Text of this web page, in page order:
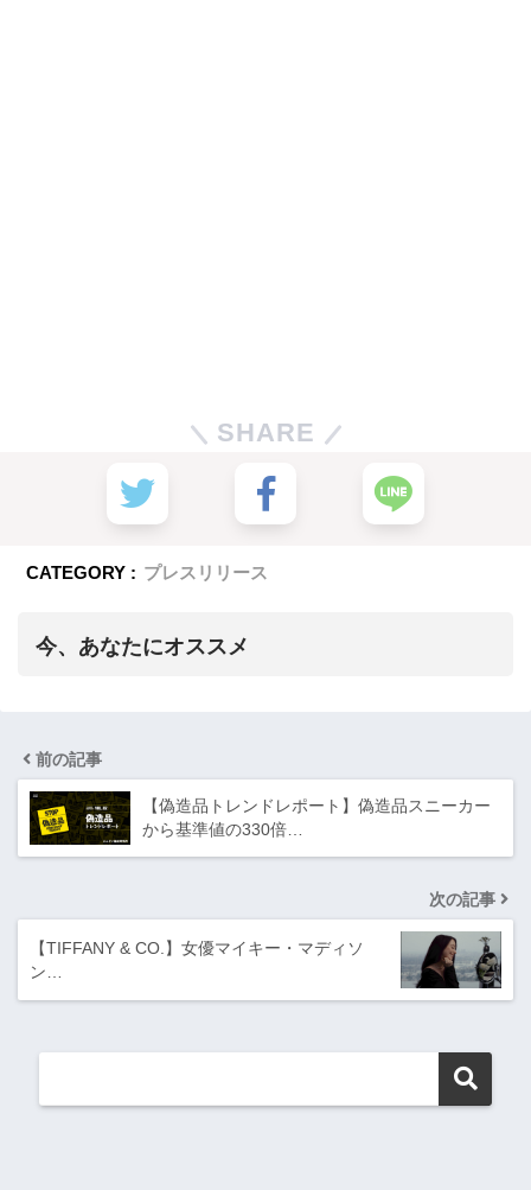
SHARE
CATEGORY : プレスリリース
今、あなたにオススメ
前の記事
【偽造品トレンドレポート】偽造品スニーカー
から基準値の330倍…
次の記事
【TIFFANY & CO.】女優マイキー・マディソ
ン…